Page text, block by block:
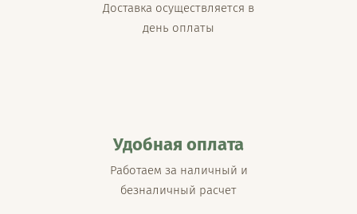
Доставка осуществляется в
день оплаты
Удобная оплата
Работаем за наличный и
безналичный расчет